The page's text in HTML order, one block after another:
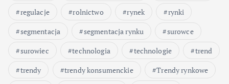
regulacje
rolnictwo rynek
rynki
segmentacja
segmentacja rynku
surowce
surowiec
technologia technologie
trend
trendy
trendy konsumenckie
Trendy rynkowe